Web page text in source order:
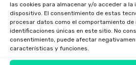
las cookies para almacenar y/o acceder a la
dispositivo. El consentimiento de estas
procesar datos como el comportamiento de
identificaciones únicas en este sitio. No
consentimiento, puede afectar
características y funciones.